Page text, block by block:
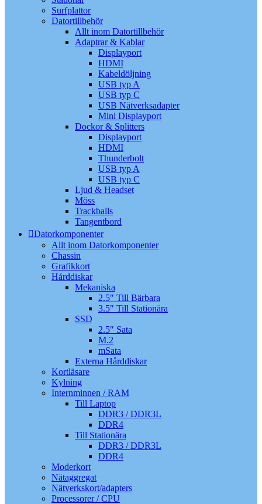
Surfplattor
Datortillbehör
Allt inom Datortillbehör
Adaptrar & Kablar
Displayport
HDMI
Kabeldöljning
USB typ A
USB typ C
USB Nätverksadapter
Mini Displayport
Dockor & Splitters
Displayport
HDMI
Thunderbolt
USB typ A
USB typ C
Ljud & Headset
Möss
Trackballs
Tangentbord
Datorkomponenter
Allt inom Datorkomponenter
Chassin
Grafikkort
Hårddiskar
Mekaniska
2.5″ Till Bärbara
3.5″ Till Stationära
SSD
2.5″ Sata
M.2
mSata
Externa Hårddiskar
Kortläsare
Kylning
Internminnen / RAM
Till Laptop
DDR3 / DDR3L
DDR4
Till Stationära
DDR3 / DDR3L
DDR4
Moderkort
Nätaggregat
Nätverkskort/adapters
Processorer / CPU